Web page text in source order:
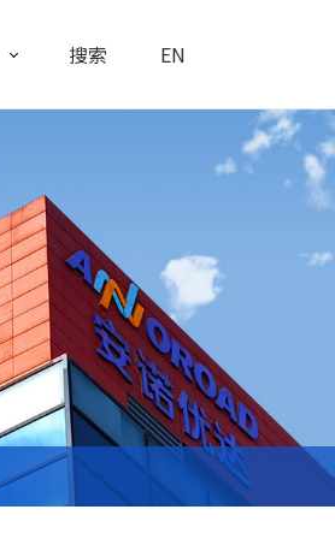
搜索 EN